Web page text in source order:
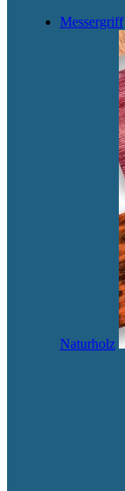
Messergriff
Naturholz